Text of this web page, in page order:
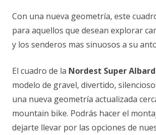
Con una nueva geometría, este
para aquellos que desean explorar
y los senderos mas sinuosos a su
El cuadro de la Nordest Super
modelo de gravel, divertido,
una nueva geometría actualizada
mountain bike. Podrás hacer el
dejarte llevar por las opciones de